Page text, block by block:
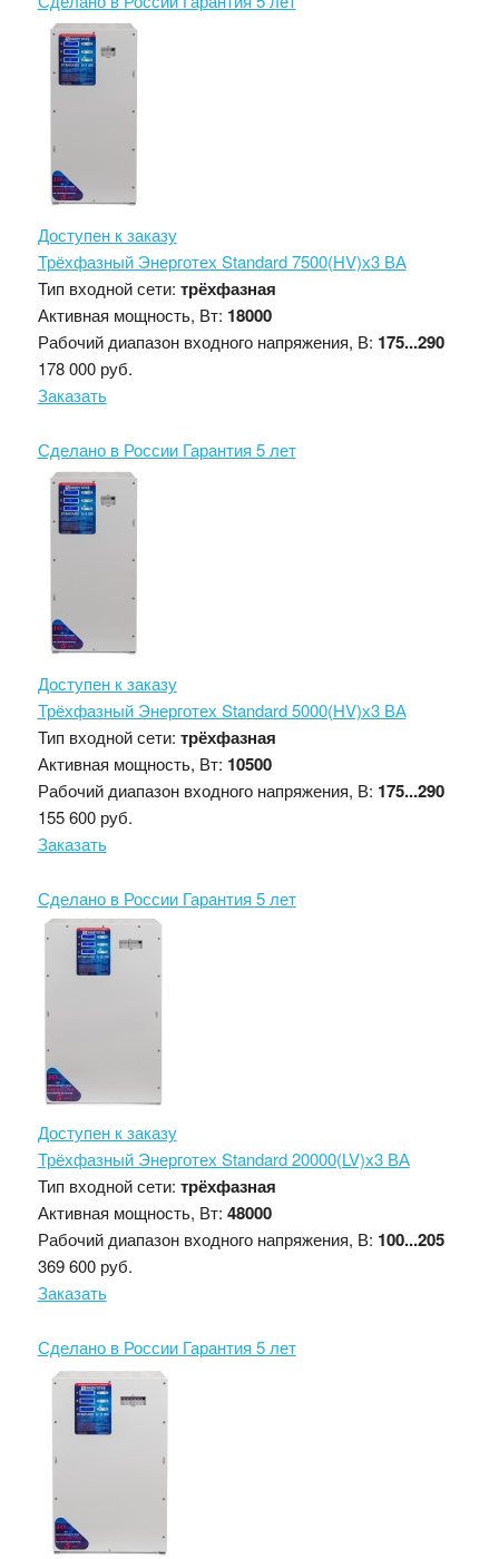
Доступен к заказу
Трёхфазный Энерготех Standard 7500(HV)х3 ВА
Тип входной сети: трёхфазная
Активная мощность, Вт: 18000
Рабочий диапазон входного напряжения, В: 175...290
178 000 руб.
Заказать
Сделано в России Гарантия 5 лет
Доступен к заказу
Трёхфазный Энерготех Standard 5000(HV)х3 ВА
Тип входной сети: трёхфазная
Активная мощность, Вт: 10500
Рабочий диапазон входного напряжения, В: 175...290
155 600 руб.
Заказать
Сделано в России Гарантия 5 лет
Доступен к заказу
Трёхфазный Энерготех Standard 20000(LV)х3 ВА
Тип входной сети: трёхфазная
Активная мощность, Вт: 48000
Рабочий диапазон входного напряжения, В: 100...205
369 600 руб.
Заказать
Сделано в России Гарантия 5 лет